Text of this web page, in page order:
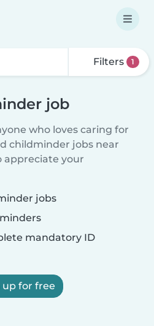
Filters 1
job
who loves caring for
childminder jobs near
appreciate your
jobs
mandatory ID
up for free